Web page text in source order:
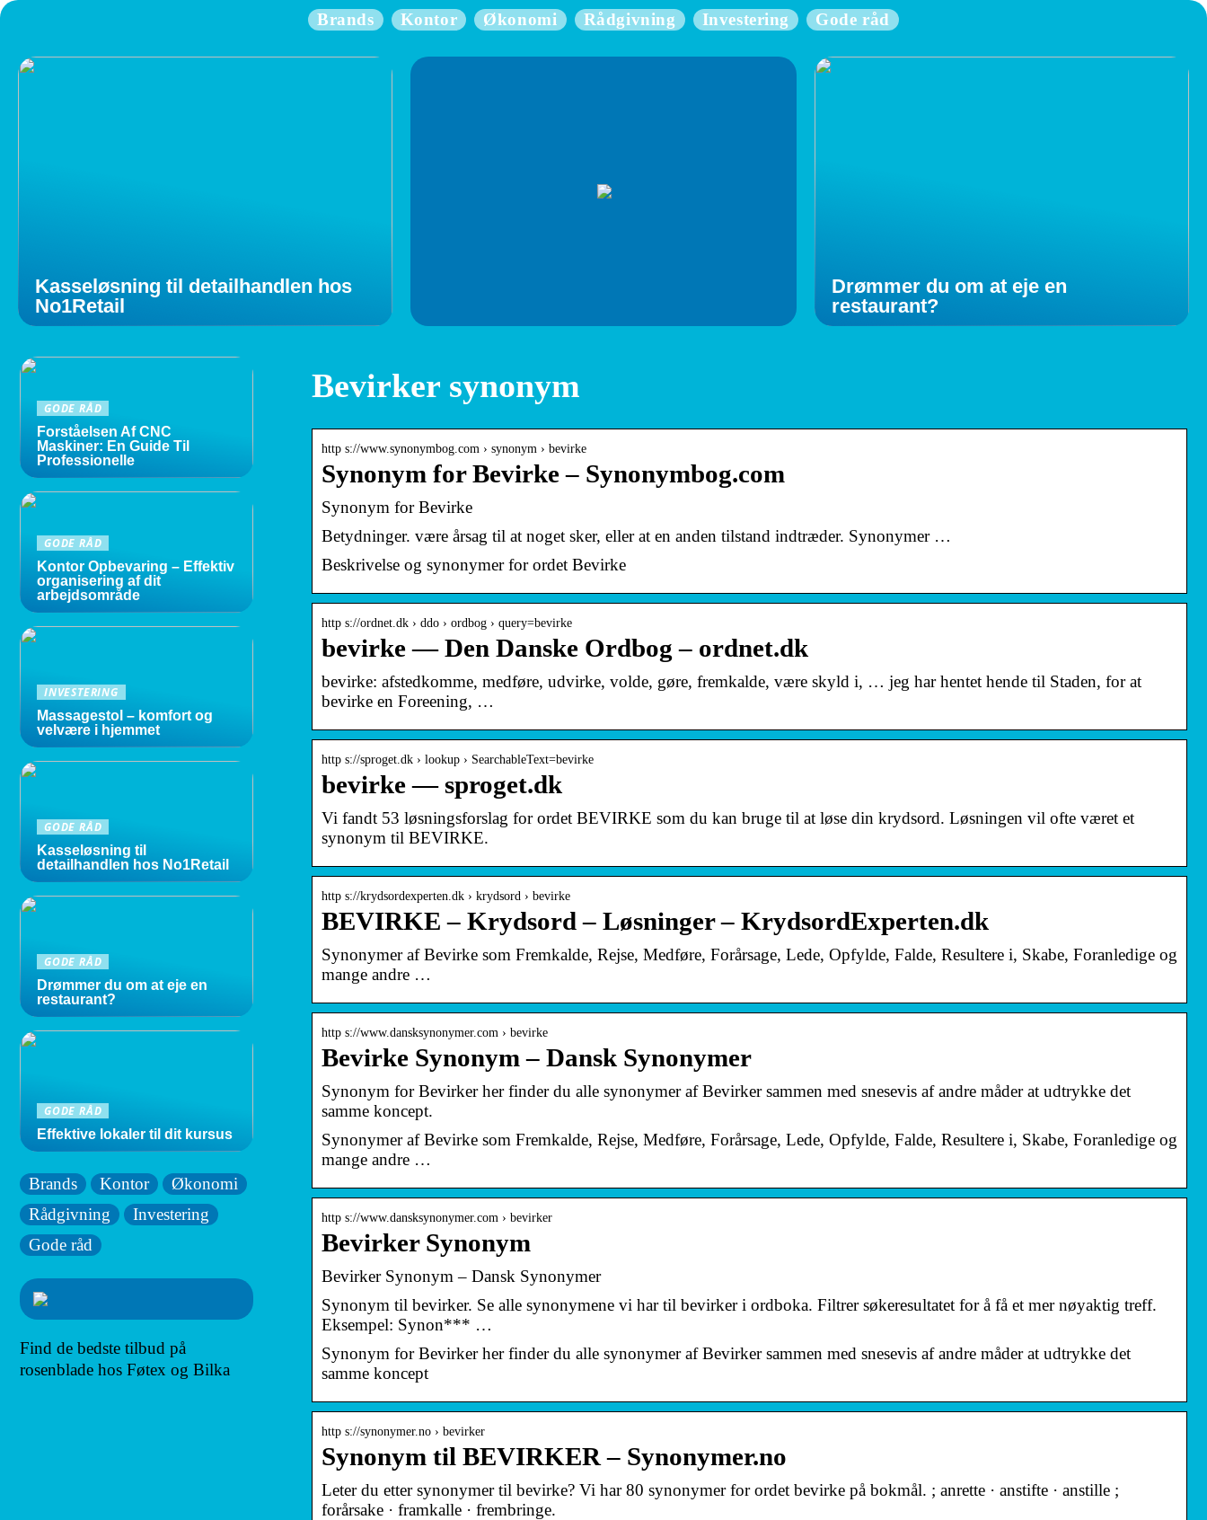
Brands Kontor Økonomi Rådgivning Investering Gode råd
Kasseløsning til detailhandlen hos
No1Retail
Drømmer du om at eje en
restaurant?
Bevirker synonym
http s://www.synonymbog.com › synonym › bevirke
Synonym for Bevirke – Synonymbog.com
Synonym for Bevirke
Betydninger. være årsag til at noget sker, eller at en anden tilstand indtræder. Synonymer …
Beskrivelse og synonymer for ordet Bevirke
http s://ordnet.dk › ddo › ordbog › query=bevirke
bevirke — Den Danske Ordbog – ordnet.dk
bevirke: afstedkomme, medføre, udvirke, volde, gøre, fremkalde, være skyld i, … jeg har hentet hende til Staden, for at
bevirke en Foreening, …
http s://sproget.dk › lookup › SearchableText=bevirke
bevirke — sproget.dk
Vi fandt 53 løsningsforslag for ordet BEVIRKE som du kan bruge til at løse din krydsord. Løsningen vil ofte været et
synonym til BEVIRKE.
http s://krydsordexperten.dk › krydsord › bevirke
BEVIRKE – Krydsord – Løsninger – KrydsordExperten.dk
Synonymer af Bevirke som Fremkalde, Rejse, Medføre, Forårsage, Lede, Opfylde, Falde, Resultere i, Skabe, Foranledige og
mange andre …
http s://www.dansksynonymer.com › bevirke
Bevirke Synonym – Dansk Synonymer
Synonym for Bevirker her finder du alle synonymer af Bevirker sammen med snesevis af andre måder at udtrykke det
samme koncept.
Synonymer af Bevirke som Fremkalde, Rejse, Medføre, Forårsage, Lede, Opfylde, Falde, Resultere i, Skabe, Foranledige og
mange andre …
http s://www.dansksynonymer.com › bevirker
Bevirker Synonym
Bevirker Synonym – Dansk Synonymer
Synonym til bevirker. Se alle synonymene vi har til bevirker i ordboka. Filtrer søkeresultatet for å få et mer nøyaktig treff.
Eksempel: Synon*** …
Synonym for Bevirker her finder du alle synonymer af Bevirker sammen med snesevis af andre måder at udtrykke det
samme koncept
http s://synonymer.no › bevirker
Synonym til BEVIRKER – Synonymer.no
Leter du etter synonymer til bevirke? Vi har 80 synonymer for ordet bevirke på bokmål. ; anrette · anstifte · anstille ;
forårsake · framkalle · frembringe.
GODE RÅD
Forståelsen Af CNC
Maskiner: En Guide Til
Professionelle
GODE RÅD
Kontor Opbevaring – Effektiv
organisering af dit
arbejdsområde
INVESTERING
Massagestol – komfort og
velvære i hjemmet
GODE RÅD
Kasseløsning til
detailhandlen hos No1Retail
GODE RÅD
Drømmer du om at eje en
restaurant?
GODE RÅD
Effektive lokaler til dit kursus
Brands Kontor
Økonomi
Rådgivning
Investering
Gode råd
Find de bedste tilbud på
rosenblade hos Føtex og Bilka